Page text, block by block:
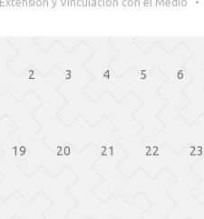
y Vinculación con el Medio
2 3 4 5 6
19 20 21 22 23